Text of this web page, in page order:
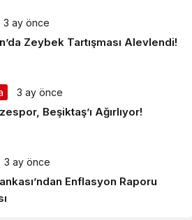
3 ay önce
Zeybek Tartışması Alevlendi!
3 ay önce
Beşiktaş’ı Ağırlıyor!
3 ay önce
Enflasyon Raporu